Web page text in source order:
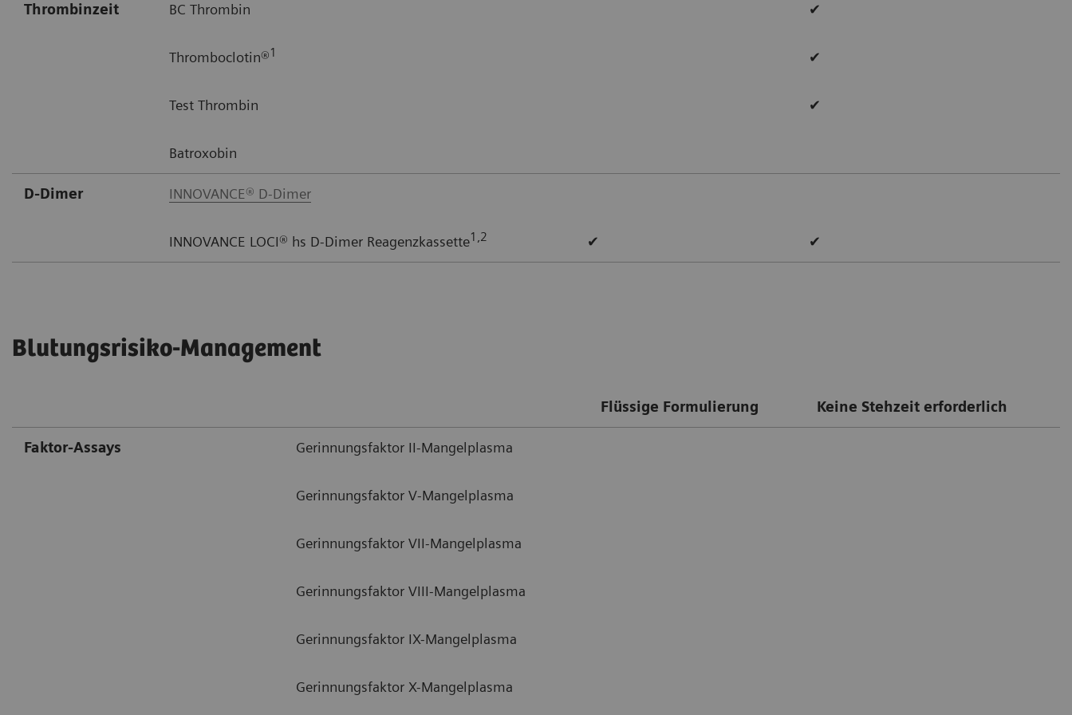
Thrombinzeit BC Thrombin
Thromboclotin®1
Test Thrombin
Batroxobin
✔
✔
✔
D-Dimer INNOVANCE® D-Dimer
INNOVANCE LOCI® hs D-Dimer Reagenzkassette1,2 ✔ ✔
Blutungsrisiko-Management
Flüssige Formulierung Keine Stehzeit erforderlich
Faktor-Assays Gerinnungsfaktor II-Mangelplasma
Gerinnungsfaktor V-Mangelplasma
Gerinnungsfaktor VII-Mangelplasma
Gerinnungsfaktor VIII-Mangelplasma
Gerinnungsfaktor IX-Mangelplasma
Gerinnungsfaktor X-Mangelplasma